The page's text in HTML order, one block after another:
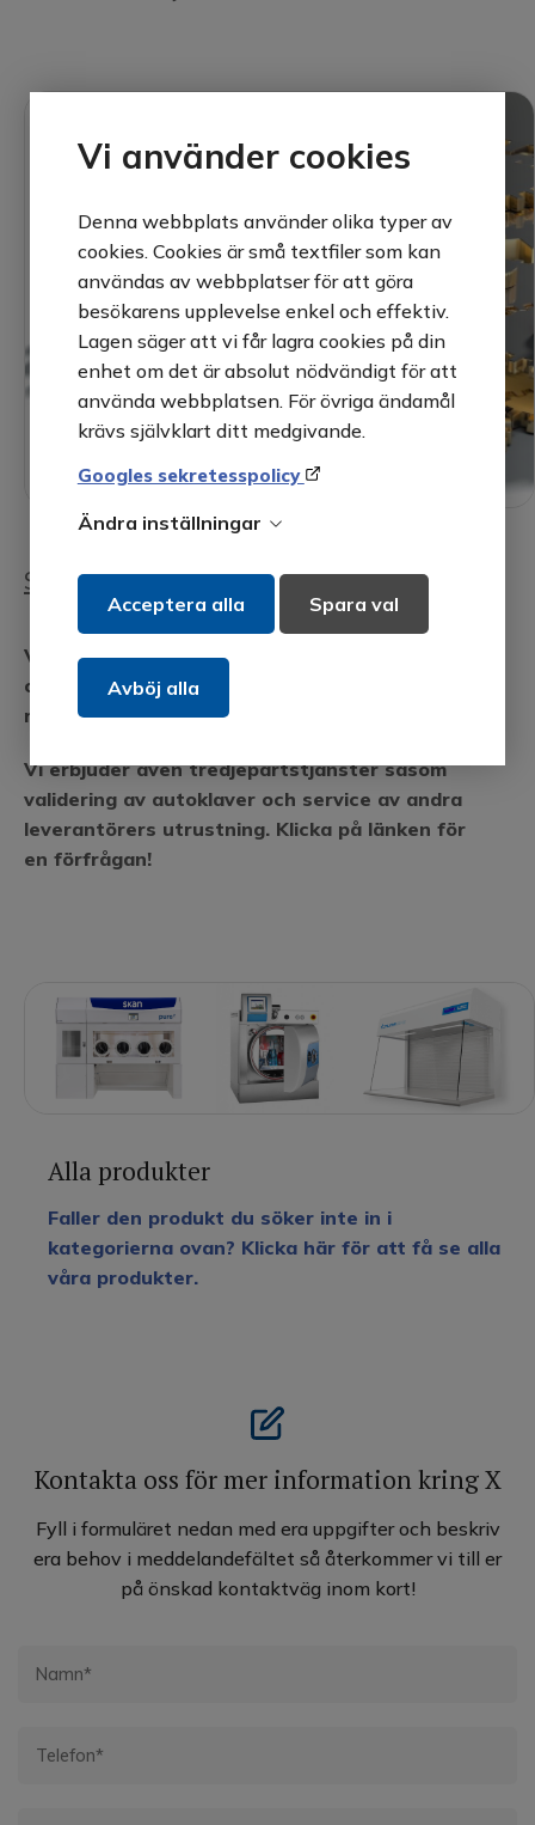
Vi använder cookies
Denna webbplats använder olika typer av
cookies. Cookies är små textfiler som kan
användas av webbplatser för att göra
besökarens upplevelse enkel och effektiv.
Lagen säger att vi får lagra cookies på din
enhet om det är absolut nödvändigt för att
använda webbplatsen. För övriga ändamål
krävs självklart ditt medgivande.
Googles sekretesspolicy
Ändra inställningar
Acceptera alla Spara val
Avböj alla
Service och underhåll
Vi erbjuder kvalificerad service och underhåll av
certifierade tekniker och installerar samt
reparerar merparten av vår utrustning.
Vi erbjuder även tredjepartstjänster såsom
validering av autoklaver och service av andra
leverantörers utrustning. Klicka på länken för
en förfrågan!
Alla produkter
Faller den produkt du söker inte in i
kategorierna ovan? Klicka här för att få se alla
våra produkter.
Kontakta oss för mer information kring X
Fyll i formuläret nedan med era uppgifter och beskriv
era behov i meddelandefältet så återkommer vi till er
på önskad kontaktväg inom kort!